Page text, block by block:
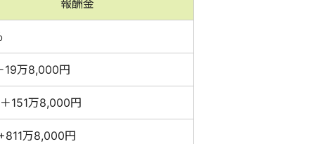
報酬金
19万8,000円
151万8,000円
万8,000円